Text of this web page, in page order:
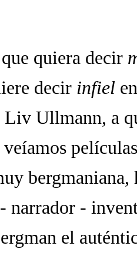
quiera decir
decir infiel
Liv Ullmann, a
bergmaniana,
narrador -
el